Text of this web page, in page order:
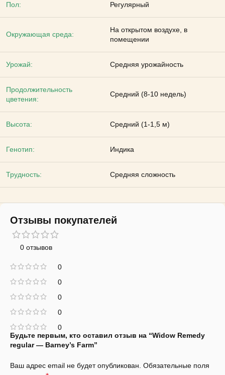
Пол: Регулярный
Окружающая среда:
На открытом воздухе, в
помещении
Урожай: Средняя урожайность
Продолжительность
цветения:
Средний (8-10 недель)
Высота: Средний (1-1,5 м)
Генотип: Индика
Трудность: Средняя сложность
Отзывы покупателей
0 отзывов
0
0
0
0
0
Будьте первым, кто оставил отзыв на “Widow Remedy
regular — Barney’s Farm”
Ваш адрес email не будет опубликован. Обязательные поля